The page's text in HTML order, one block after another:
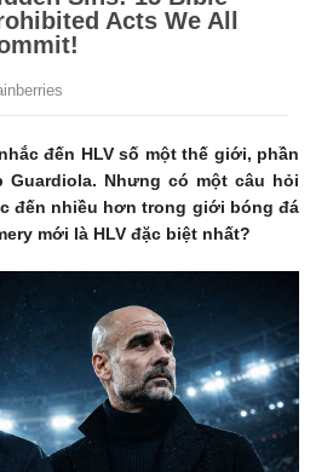
đến HLV số một thế giới, phần
Guardiola. Nhưng có một câu hỏi
đến nhiều hơn trong giới bóng đá
mới là HLV đặc biệt nhất?